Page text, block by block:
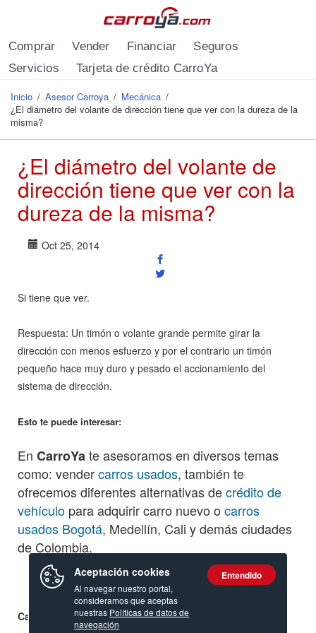
Comprar Vender Financiar
Seguros
Servicios
Tarjeta de crédito CarroYa
Se encuentra usted aquí
Inicio / Asesor Carroya / Mecánica /
¿El diámetro del volante de dirección tiene que ver con la dureza de la
misma?
¿El diámetro del volante de
dirección tiene que ver con la
dureza de la misma?
Oct 25, 2014
Si tiene que ver.
Respuesta: Un timón o volante grande permite girar la
dirección con menos esfuerzo y por el contrario un timón
pequeño hace muy duro y pesado el accionamiento del
sistema de dirección.
Esto te puede interesar:
En CarroYate asesoramos en diversos temas
como: vendercarros usados, también te
ofrecemos diferentes alternativas decrédito de
vehículo para adquirir carro nuevo o carros
usados Bogotá, Medellín, Cali y demás ciudades
de Colombia.
Calificación:
Aceptación cookies
Al navegar nuestro portal,
consideramos que aceptas
nuestras Políticas de datos de
navegación
Entendido